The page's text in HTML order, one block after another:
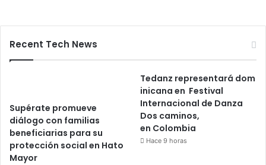
Recent Tech News
Supérate promueve
diálogo con familias
beneficiarias para su
protección social en Hato
Mayor
Tedanz representará dom
inicana en Festival
Internacional de Danza
Dos caminos,
en Colombia
Hace 9 horas